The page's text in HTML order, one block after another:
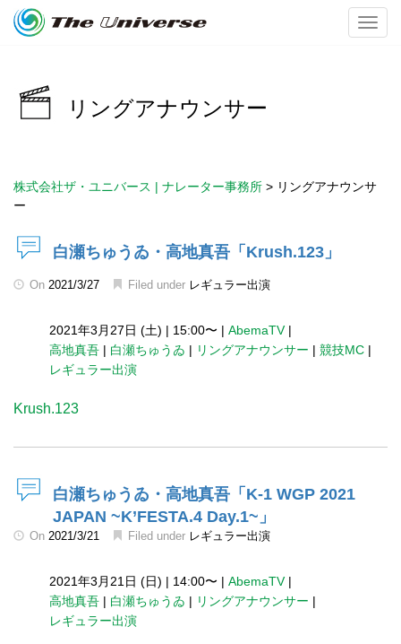
リングアナウンサー
株式会社ザ・ユニバース | ナレーター事務所 > リングアナウンサ
ー
白瀬ちゅうゐ・高地真吾「Krush.123」
On 2021/3/27 Filed under レギュラー出演
2021年3月27日 (土) | 15:00〜 | AbemaTV|
高地真吾 | 白瀬ちゅうゐ | リングアナウンサー | 競技MC |
レギュラー出演
Krush.123
白瀬ちゅうゐ・高地真吾「K-1 WGP 2021
JAPAN ~K’FESTA.4 Day.1~」
On 2021/3/21 Filed under レギュラー出演
2021年3月21日 (日) | 14:00〜 | AbemaTV|
高地真吾 | 白瀬ちゅうゐ | リングアナウンサー |
レギュラー出演